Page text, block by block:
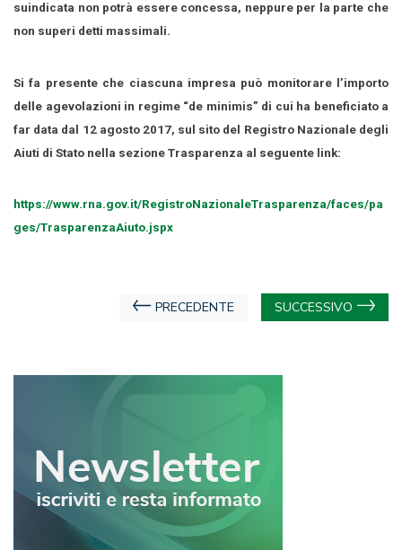
suindicata non potrà essere concessa, neppure per la parte che
non superi detti massimali.
Si fa presente che ciascuna impresa può monitorare l’importo
delle agevolazioni in regime “de minimis” di cui ha beneficiato a
far data dal 12 agosto 2017, sul sito del Registro Nazionale degli
Aiuti di Stato nella sezione Trasparenza al seguente link:
https://www.rna.gov.it/RegistroNazionaleTrasparenza/faces/pa
ges/TrasparenzaAiuto.jspx
Navigazione
PRECEDENTE SUCCESSIVO